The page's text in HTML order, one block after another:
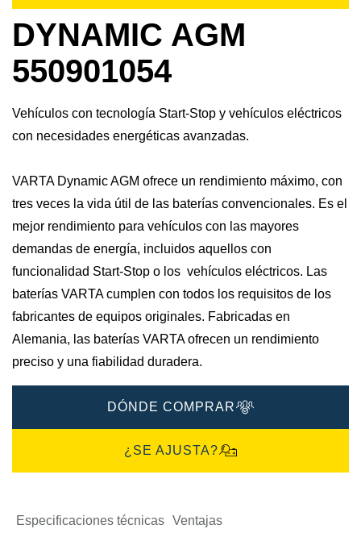
DYNAMIC AGM
550901054
Vehículos con tecnología Start-Stop y vehículos eléctricos
con necesidades energéticas avanzadas.
VARTA Dynamic AGM ofrece un rendimiento máximo, con
tres veces la vida útil de las baterías convencionales. Es el
mejor rendimiento para vehículos con las mayores
demandas de energía, incluidos aquellos con
funcionalidad Start-Stop o los vehículos eléctricos. Las
baterías VARTA cumplen con todos los requisitos de los
fabricantes de equipos originales. Fabricadas en
Alemania, las baterías VARTA ofrecen un rendimiento
preciso y una fiabilidad duradera.
DÓNDE COMPRAR
¿SE AJUSTA?
Especificaciones técnicas Ventajas